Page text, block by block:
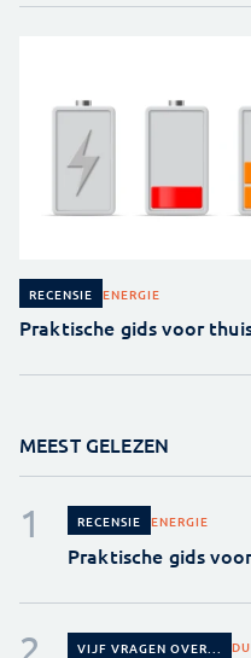
RECENSIE ENERGIE
Praktische gids voor
MEEST GELEZEN
RECENSIE ENERGIE
Praktische gids
VIJF VRAGEN OVER...